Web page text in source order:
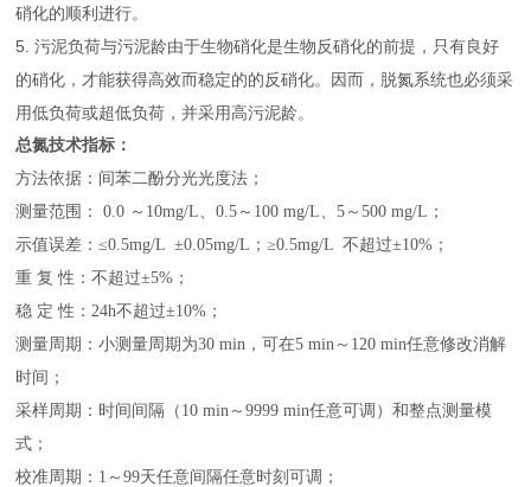
硝化的顺利进行。
5. 污泥负荷与污泥龄由于生物硝化是生物反硝化的前提，只有良好
的硝化，才能获得高效而稳定的的反硝化。因而，脱氮系统也必须采
用低负荷或超低负荷，并采用高污泥龄。
总氮技术指标：
方法依据：间苯二酚分光光度法 ；
测量范围： 0.0 ～ 10mg/L、0.5 ～ 100 mg/L、5 ～500 mg/L ；
示值误差：≤0.5mg/L ±0.05mg/L；≥0.5mg/L 不超过±10%；
重 复 性：不超过±5%；
稳 定 性：24h不超过±10%；
测量周期：小测量周期为30 min，可在5 min～120 min任意修改消解
时间；
采样周期：时间间隔（10 min～9999 min任意可调）和整点测量模
式；
校准周期：1～99天任意间隔任意时刻可调；